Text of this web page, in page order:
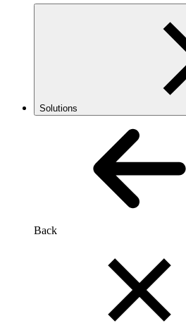
Solutions
Back